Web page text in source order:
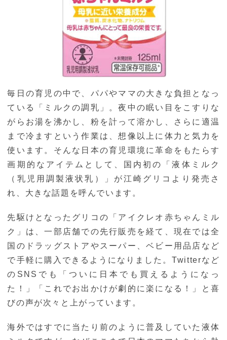
毎日の育児の中で、パパやママの大きな負担となっ
ている「ミルクの調乳」。夜中の眠い目をこすりな
がらお湯を沸かし、粉を計って溶かし、さらに適温
まで冷ますという作業は、想像以上に体力と気力を
使います。そんな日本の育児環境に革命をもたらす
画期的なアイテムとして、国内初の「液体ミルク
（乳児用調製液状乳）」が江崎グリコより発売さ
れ、大きな話題を呼んでいます。
先駆けとなったグリコの「アイクレオ赤ちゃんミル
ク」は、一部店舗での先行販売を経て、現在では全
国のドラッグストアやスーパー、ベビー用品店など
で手軽に購入できるようになりました。Twitterなど
のSNSでも「ついに日本でも買えるようになっ
た！」「これでお出かけが劇的に楽になる！」と喜
びの声が次々と上がっています。
海外ではすでに当たり前のように普及していた液体